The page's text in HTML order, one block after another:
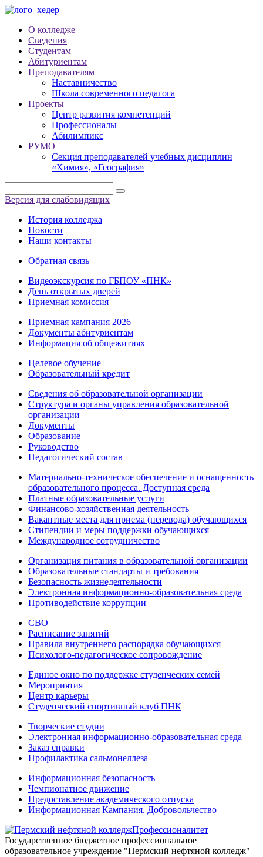
О колледже
Сведения
Студентам
Абитуриентам
Преподавателям
Наставничество
Школа современного педагога
Проекты
Центр развития компетенций
Профессионалы
Абилимпикс
РУМО
Секция преподавателей учебных дисциплин
«Химия», «География»
Версия для слабовидящих
История колледжа
Новости
Наши контакты
Обратная связь
Видеоэкскурсия по ГБПОУ «ПНК»
День открытых дверей
Приемная комиссия
Приемная кампания 2026
Дoкументы абитуриентам
Информация об общежитиях
Целевое обучение
Образовательный кредит
Сведения об образовательной организации
Структура и органы управления образовательной
организации
Документы
Образование
Руководство
Педагогический состав
Материально-техническое обеспечение и оснащенность
образовательного процесса. Доступная среда
Платные образовательные услуги
Финансово-хозяйственная деятельность
Вакантные места для приема (перевода) обучающихся
Стипендии и меры поддержки обучающихся
Международное сотрудничество
Организация питания в образовательной организации
Образовательные стандарты и требования
Безопасность жизнедеятельности
Электронная информационно-образовательная среда
Противодействие коррупции
СВО
Расписание занятий
Правила внутреннего распорядка обучающихся
Психолого-педагогическое сопровождение
Единое окно по поддержке студенческих семей
Мероприятия
Центр карьеры
Студенческий спортивный клуб ПНК
Творческие студии
Электронная информационно-образовательная среда
Заказ справки
Профилактика сальмонеллеза
Информационная безопасность
Чемпионатное движение
Предоставление академического отпуска
Информационная Кампания. Добровольчество
Профессионалитет
Государственное бюджетное профессиональное
образовательное учреждение "Пермский нефтяной колледж"